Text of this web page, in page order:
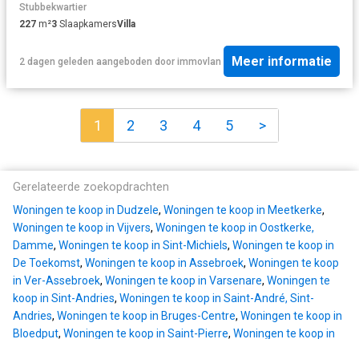
Stubbekwartier
227 m²3 SlaapkamersVilla
2 dagen geleden aangeboden door immovlan Meer informatie
1 2 3 4 5 >
Gerelateerde zoekopdrachten
Woningen te koop in Dudzele, Woningen te koop in Meetkerke,
Woningen te koop in Vijvers, Woningen te koop in Oostkerke,
Damme, Woningen te koop in Sint-Michiels, Woningen te koop in
De Toekomst, Woningen te koop in Assebroek, Woningen te koop
in Ver-Assebroek, Woningen te koop in Varsenare, Woningen te
koop in Sint-Andries, Woningen te koop in Saint-André, Sint-
Andries, Woningen te koop in Bruges-Centre, Woningen te koop in
Bloedput, Woningen te koop in Saint-Pierre, Woningen te koop in